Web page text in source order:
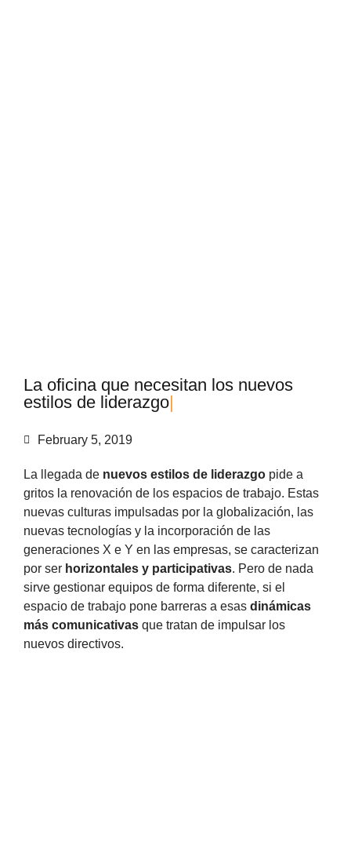
La oficina que necesitan los nuevos
estilos de liderazgo|
February 5, 2019
La llegada de nuevos estilos de liderazgo pide a
gritos la renovación de los espacios de trabajo. Estas
nuevas culturas impulsadas por la globalización, las
nuevas tecnologías y la incorporación de las
generaciones X e Y en las empresas, se caracterizan
por ser horizontales y participativas. Pero de nada
sirve gestionar equipos de forma diferente, si el
espacio de trabajo pone barreras a esas dinámicas
más comunicativas que tratan de impulsar los
nuevos directivos.